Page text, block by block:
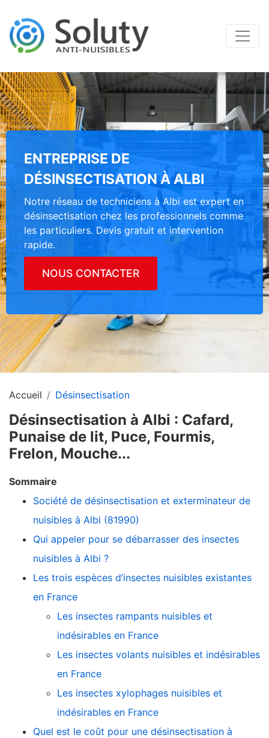
ENTREPRISE DE
DÉSINSECTISATION À ALBI
Notre réseau de techniciens à Albi est expert en
désinsectisation chez les professionnels comme
les particuliers. Devis gratuit et intervention
rapide.
NOUS CONTACTER
Accueil Désinsectisation
Désinsectisation à Albi : Cafard,
Punaise de lit, Puce, Fourmis,
Frelon, Mouche...
Sommaire
Société de désinsectisation et exterminateur de
nuisibles à Albi (81990)
Qui appeler pour se débarrasser des insectes
nuisibles à Albi ?
Les trois espèces d’insectes nuisibles existantes
en France
Les insectes rampants nuisibles et
indésirables en France
Les insectes volants nuisibles et indésirables
en France
Les insectes xylophages nuisibles et
indésirables en France
Quel est le coût pour une désinsectisation à